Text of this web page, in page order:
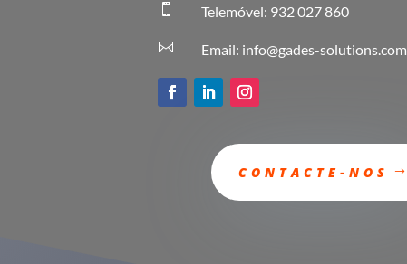
 Telemóvel: 932 027 860
 Email: info@gades-solutions.com
CONTACTE-NOS